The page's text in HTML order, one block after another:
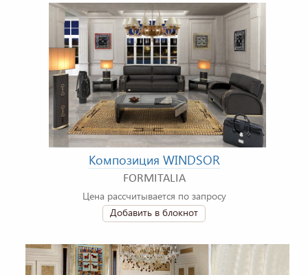
Композиция WINDSOR
FORMITALIA
Цена рассчитывается по запросу
Добавить в блокнот